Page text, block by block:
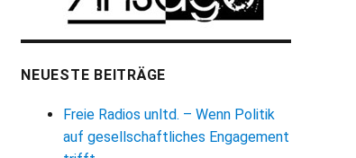
NEUESTE BEITRÄGE
Freie Radios unltd. – Wenn Politik
auf gesellschaftliches Engagement